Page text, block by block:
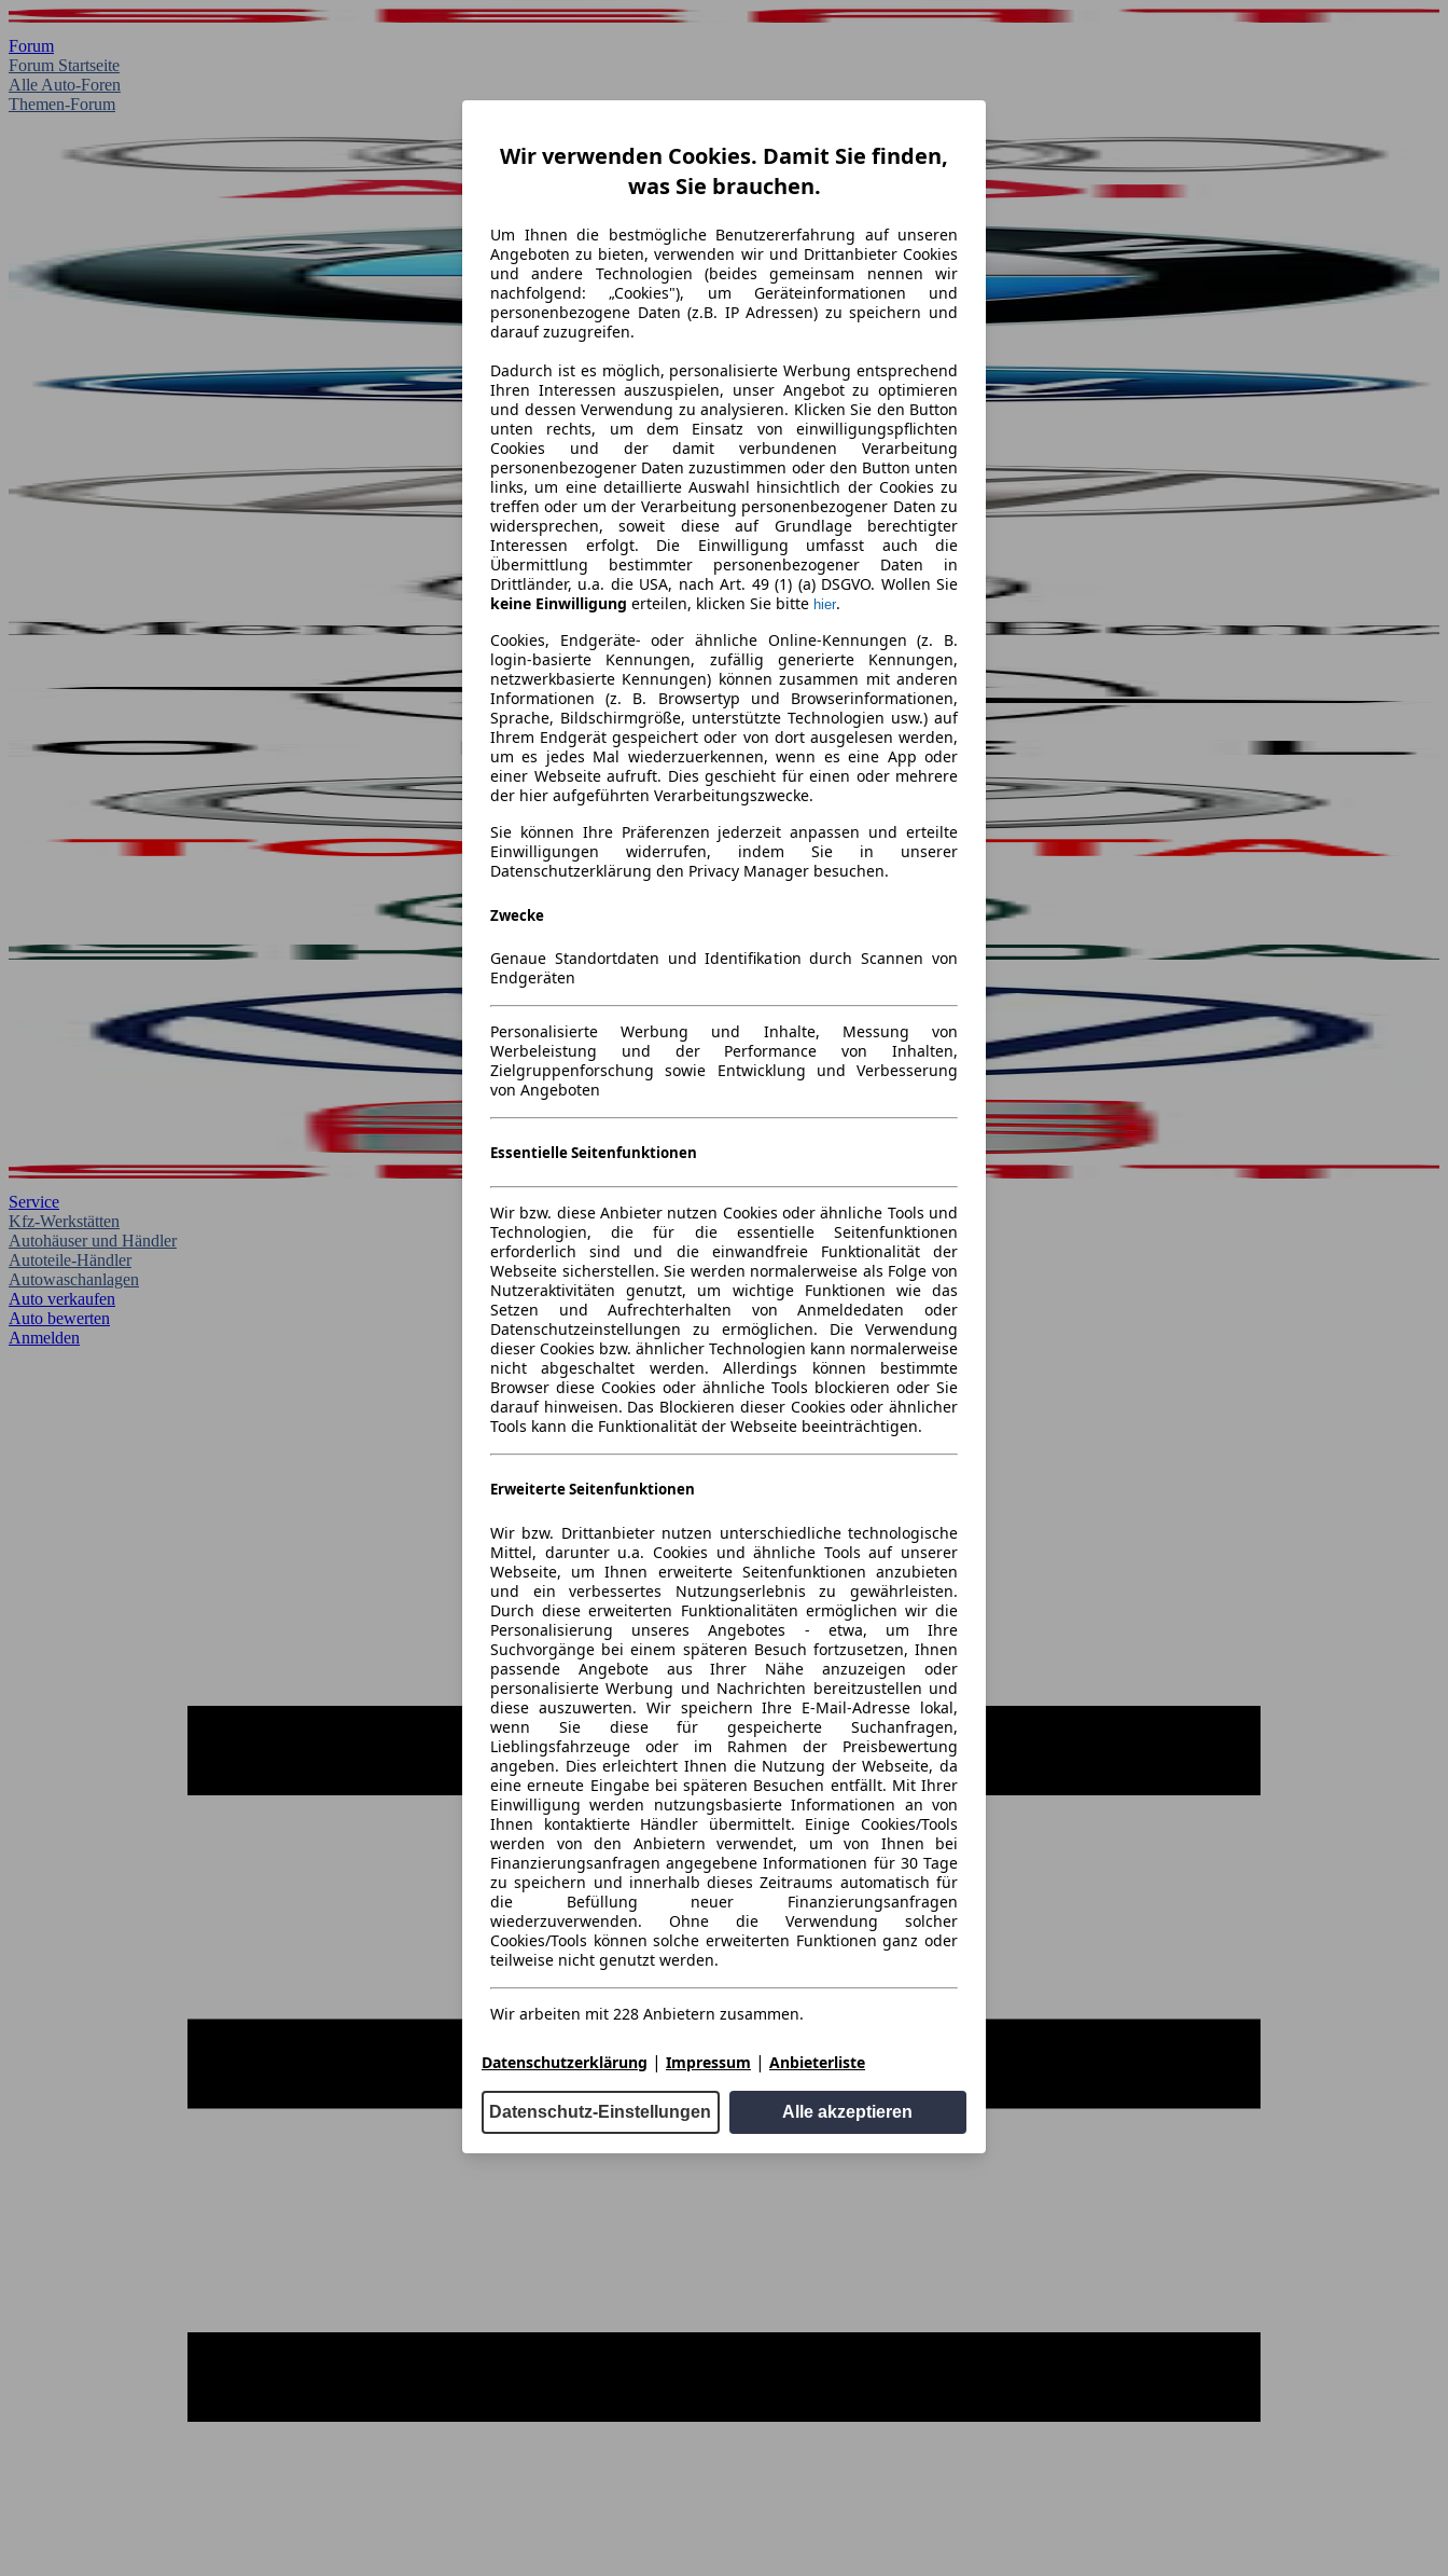
Forum
Forum Startseite
Alle Auto-Foren
Themen-Forum
Service
Kfz-Werkstätten
Autohäuser und Händler
Autoteile-Händler
Autowaschanlagen
Auto verkaufen
Auto bewerten
Anmelden
Wir verwenden Cookies. Damit Sie finden,
was Sie brauchen.
Um Ihnen die bestmögliche Benutzererfahrung auf unseren
Angeboten zu bieten, verwenden wir und Drittanbieter Cookies
und andere Technologien (beides gemeinsam nennen wir
nachfolgend: „Cookies"), um Geräteinformationen und
personenbezogene Daten (z.B. IP Adressen) zu speichern und
darauf zuzugreifen.
Dadurch ist es möglich, personalisierte Werbung entsprechend
Ihren Interessen auszuspielen, unser Angebot zu optimieren
und dessen Verwendung zu analysieren. Klicken Sie den Button
unten rechts, um dem Einsatz von einwilligungspflichten
Cookies und der damit verbundenen Verarbeitung
personenbezogener Daten zuzustimmen oder den Button unten
links, um eine detaillierte Auswahl hinsichtlich der Cookies zu
treffen oder um der Verarbeitung personenbezogener Daten zu
widersprechen, soweit diese auf Grundlage berechtigter
Interessen erfolgt. Die Einwilligung umfasst auch die
Übermittlung bestimmter personenbezogener Daten in
Drittländer, u.a. die USA, nach Art. 49 (1) (a) DSGVO. Wollen Sie
keine Einwilligung erteilen, klicken Sie bitte hier.
Cookies, Endgeräte- oder ähnliche Online-Kennungen (z. B.
login-basierte Kennungen, zufällig generierte Kennungen,
netzwerkbasierte Kennungen) können zusammen mit anderen
Informationen (z. B. Browsertyp und Browserinformationen,
Sprache, Bildschirmgröße, unterstützte Technologien usw.) auf
Ihrem Endgerät gespeichert oder von dort ausgelesen werden,
um es jedes Mal wiederzuerkennen, wenn es eine App oder
einer Webseite aufruft. Dies geschieht für einen oder mehrere
der hier aufgeführten Verarbeitungszwecke.
Sie können Ihre Präferenzen jederzeit anpassen und erteilte
Einwilligungen widerrufen, indem Sie in unserer
Datenschutzerklärung den Privacy Manager besuchen.
Zwecke
Genaue Standortdaten und Identifikation durch Scannen von
Endgeräten
Personalisierte Werbung und Inhalte, Messung von
Werbeleistung und der Performance von Inhalten,
Zielgruppenforschung sowie Entwicklung und Verbesserung
von Angeboten
Essentielle Seitenfunktionen
Wir bzw. diese Anbieter nutzen Cookies oder ähnliche Tools und
Technologien, die für die essentielle Seitenfunktionen
erforderlich sind und die einwandfreie Funktionalität der
Webseite sicherstellen. Sie werden normalerweise als Folge von
Nutzeraktivitäten genutzt, um wichtige Funktionen wie das
Setzen und Aufrechterhalten von Anmeldedaten oder
Datenschutzeinstellungen zu ermöglichen. Die Verwendung
dieser Cookies bzw. ähnlicher Technologien kann normalerweise
nicht abgeschaltet werden. Allerdings können bestimmte
Browser diese Cookies oder ähnliche Tools blockieren oder Sie
darauf hinweisen. Das Blockieren dieser Cookies oder ähnlicher
Tools kann die Funktionalität der Webseite beeinträchtigen.
Erweiterte Seitenfunktionen
Wir bzw. Drittanbieter nutzen unterschiedliche technologische
Mittel, darunter u.a. Cookies und ähnliche Tools auf unserer
Webseite, um Ihnen erweiterte Seitenfunktionen anzubieten
und ein verbessertes Nutzungserlebnis zu gewährleisten.
Durch diese erweiterten Funktionalitäten ermöglichen wir die
Personalisierung unseres Angebotes - etwa, um Ihre
Suchvorgänge bei einem späteren Besuch fortzusetzen, Ihnen
passende Angebote aus Ihrer Nähe anzuzeigen oder
personalisierte Werbung und Nachrichten bereitzustellen und
diese auszuwerten. Wir speichern Ihre E-Mail-Adresse lokal,
wenn Sie diese für gespeicherte Suchanfragen,
Lieblingsfahrzeuge oder im Rahmen der Preisbewertung
angeben. Dies erleichtert Ihnen die Nutzung der Webseite, da
eine erneute Eingabe bei späteren Besuchen entfällt. Mit Ihrer
Einwilligung werden nutzungsbasierte Informationen an von
Ihnen kontaktierte Händler übermittelt. Einige Cookies/Tools
werden von den Anbietern verwendet, um von Ihnen bei
Finanzierungsanfragen angegebene Informationen für 30 Tage
zu speichern und innerhalb dieses Zeitraums automatisch für
die Befüllung neuer Finanzierungsanfragen
wiederzuverwenden. Ohne die Verwendung solcher
Cookies/Tools können solche erweiterten Funktionen ganz oder
teilweise nicht genutzt werden.
Wir arbeiten mit 228 Anbietern zusammen.
Datenschutzerklärung | Impressum | Anbieterliste
Datenschutz-Einstellungen Alle akzeptieren